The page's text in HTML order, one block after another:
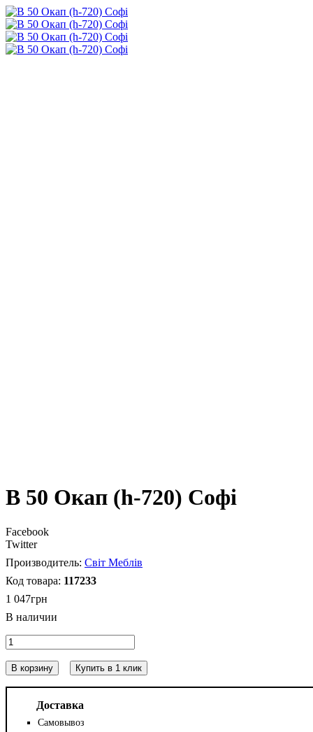
В 50 Окап (h-720) Софі
Facebook
Twitter
Світ Меблів
117233
1 047грн
В корзину Купить в 1 клик
Доставка
Самовывоз